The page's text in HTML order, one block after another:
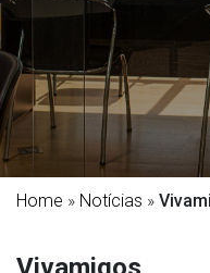
Home » Notícias »